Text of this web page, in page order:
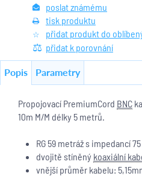
poslat známému
tisk produktu
přidat produkt do
přidat k porovnání
Popis Parametry
Propojovací PremiumCord BNC
10m M/M délky 5 metrů.
RG 59 metráž s impedancí
dvojitě stíněný koaxiální
vnější průměr kabelu: